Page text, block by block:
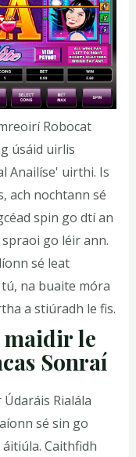
Robocat
úsáid uirlis
Anailíse' uirthi. Is
ach nochtann sé
spin go dtí an
go léir ann.
sé leat
na buaite móra
a stiúradh le fis.
le
Sonraí
Rialála
sé sin go
Caithfidh